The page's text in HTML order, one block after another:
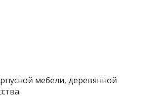
мебели, деревянной